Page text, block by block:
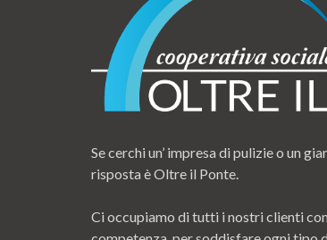
Se cerchi un’ impresa di pulizie o un
risposta è Oltre il Ponte.
Ci occupiamo di tutti i nostri clienti